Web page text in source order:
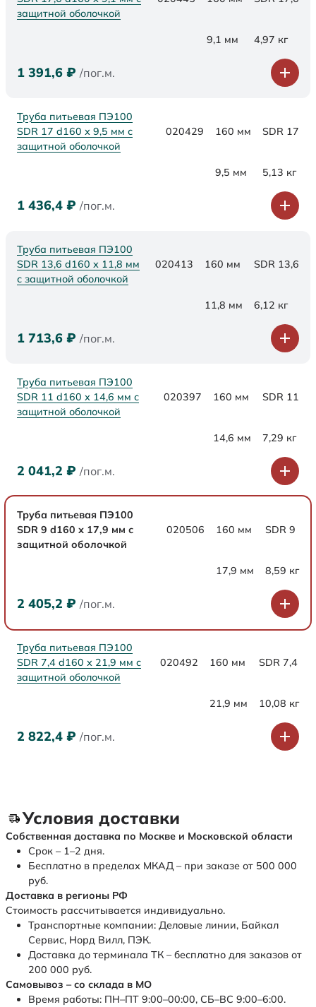
защитной оболочкой
9,1 мм 4,97 кг
1 391,6 ₽ /пог.м.
Труба питьевая ПЭ100
SDR 17 d160 х 9,5 мм с
защитной оболочкой
020429 160 мм SDR 17
9,5 мм 5,13 кг
1 436,4 ₽ /пог.м.
Труба питьевая ПЭ100
SDR 13,6 d160 х 11,8 мм
с защитной оболочкой
020413 160 мм SDR 13,6
11,8 мм 6,12 кг
1 713,6 ₽ /пог.м.
Труба питьевая ПЭ100
SDR 11 d160 х 14,6 мм с
защитной оболочкой
020397 160 мм SDR 11
14,6 мм 7,29 кг
2 041,2 ₽ /пог.м.
Труба питьевая ПЭ100
SDR 9 d160 х 17,9 мм с
защитной оболочкой
020506 160 мм SDR 9
17,9 мм 8,59 кг
2 405,2 ₽ /пог.м.
Труба питьевая ПЭ100
SDR 7,4 d160 х 21,9 мм с
защитной оболочкой
020492 160 мм SDR 7,4
21,9 мм 10,08 кг
2 822,4 ₽ /пог.м.
Условия доставки
Собственная доставка по Москве и Московской области
Срок – 1–2 дня.
Бесплатно в пределах МКАД – при заказе от 500 000
руб.
Доставка в регионы РФ
Стоимость рассчитывается индивидуально.
Транспортные компании: Деловые линии, Байкал
Сервис, Норд Вилл, ПЭК.
Доставка до терминала ТК – бесплатно для заказов от
200 000 руб.
Самовывоз – со склада в МО
Время работы: ПН–ПТ 9:00–00:00, СБ–ВС 9:00–6:00.